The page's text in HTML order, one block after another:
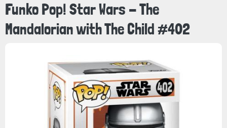
Funko Pop! Star Wars - The
Mandalorian with The Child #402